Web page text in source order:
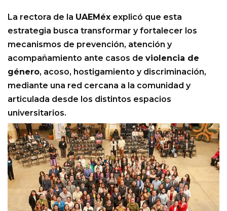
La rectora de la UAEMéx explicó que esta
estrategia busca transformar y fortalecer los
mecanismos de prevención, atención y
acompañamiento ante casos de violencia de
género, acoso, hostigamiento y discriminación,
mediante una red cercana a la comunidad y
articulada desde los distintos espacios
universitarios.